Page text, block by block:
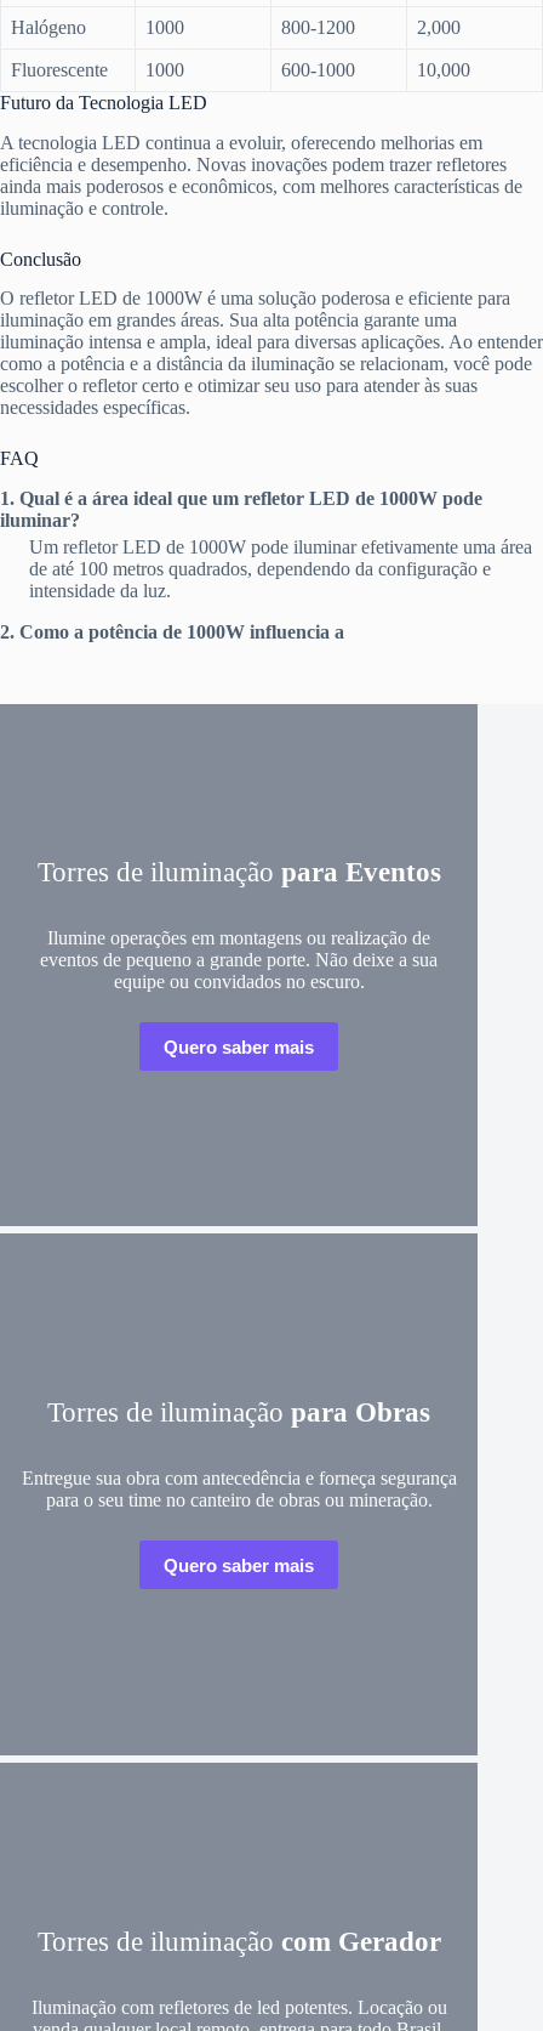
Halógeno 1000 800-1200 2,000
Fluorescente 1000 600-1000
10,000
Futuro da Tecnologia LED
A tecnologia LED continua a evoluir, oferecendo melhorias em
eficiência e desempenho. Novas inovações podem trazer refletores
ainda mais poderosos e econômicos, com melhores características de
iluminação e controle.
Conclusão
O refletor LED de 1000W é uma solução poderosa e eficiente para
iluminação em grandes áreas. Sua alta potência garante uma
iluminação intensa e ampla, ideal para diversas aplicações. Ao entender
como a potência e a distância da iluminação se relacionam, você pode
escolher o refletor certo e otimizar seu uso para atender às suas
necessidades específicas.
FAQ
1. Qual é a área ideal que um refletor LED de 1000W pode
iluminar?
Um refletor LED de 1000W pode iluminar efetivamente uma área
de até 100 metros quadrados, dependendo da configuração e
intensidade da luz.
2. Como a potência de 1000W influencia a
Torres de iluminação para Eventos
Ilumine operações em montagens ou realização de
eventos de pequeno a grande porte. Não deixe a sua
equipe ou convidados no escuro.
Quero saber mais
Torres de iluminaçãopara Obras
Entregue sua obra com antecedência e forneça segurança
para o seu time no canteiro de obras ou mineração.
Quero saber mais
Torres de iluminação com Gerador
Iluminação com refletores de led potentes. Locação ou